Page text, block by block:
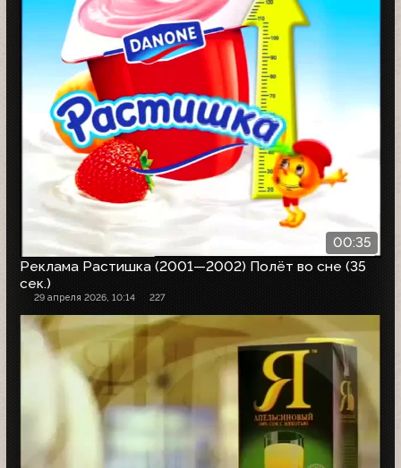
00:35
Реклама Растишка (2001—2002) Полёт во сне (35
сек.)
29 апреля 2026, 10:14 227